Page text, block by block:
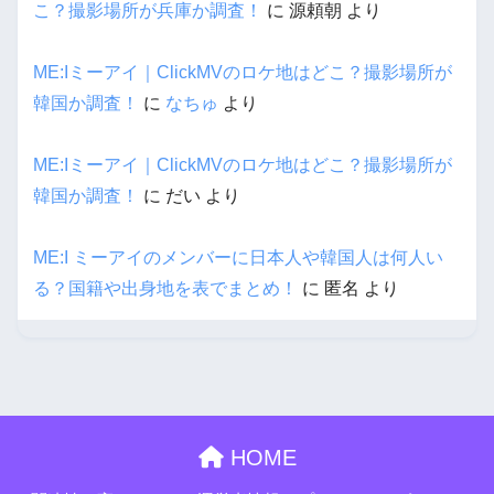
こ？撮影場所が兵庫か調査！ に 源頼朝 より
ME:Iミーアイ｜ClickMVのロケ地はどこ？撮影場所が
韓国か調査！
に なちゅ より
ME:Iミーアイ｜ClickMVのロケ地はどこ？撮影場所が
韓国か調査！
に だい より
ME:I ミーアイのメンバーに日本人や韓国人は何人い
る？国籍や出身地を表でまとめ！
に 匿名 より
HOME